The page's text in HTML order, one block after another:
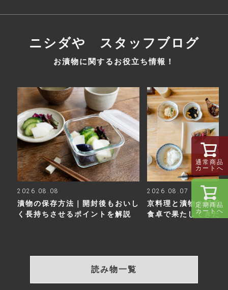
ニシダや スタッフブログ
お漬物に関するお役立ち情報！
2026.08.08
漬物の保存方法｜開封後もおいし
く長持ちさせるポイントを解説
2026.08.07
京料理と漬物の関係
食卓で果たしてきた
読み物一覧
通常商品
カートへ
定期商品
カートへ